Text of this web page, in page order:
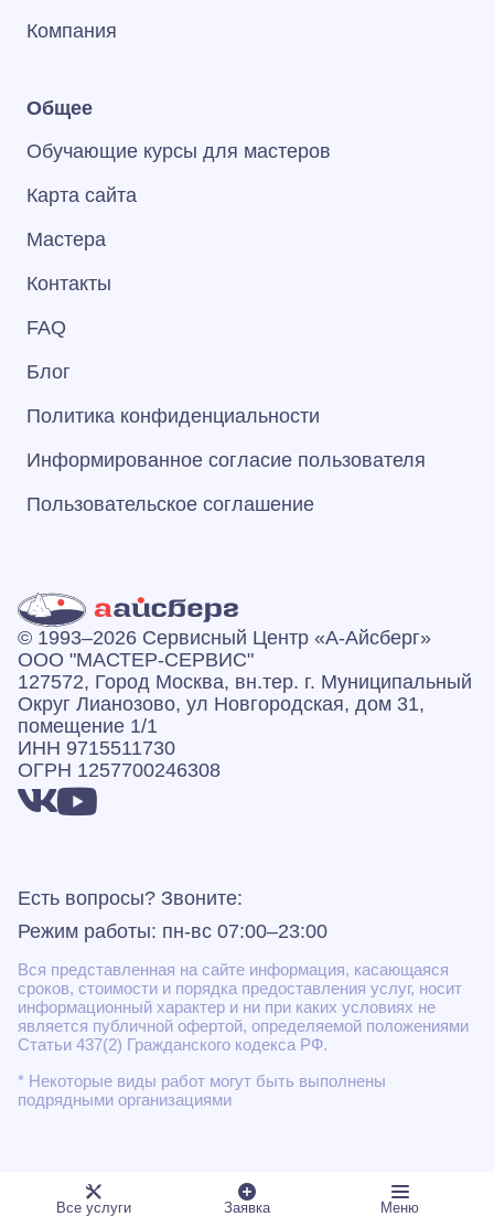
Компания
Общее
Обучающие курсы для мастеров
Карта сайта
Мастера
Контакты
FAQ
Блог
Политика конфиденциальности
Информированное согласие пользователя
Пользовательское соглашение
© 1993–2026 Сервисный Центр «А‑Айсберг»
ООО "МАСТЕР-СЕРВИС"
127572, Город Москва, вн.тер. г. Муниципальный
Округ Лианозово, ул Новгородская, дом 31,
помещение 1/1
ИНН 9715511730
ОГРН 1257700246308
Есть вопросы? Звоните:
Режим работы: пн-вс 07:00–23:00
Вся представленная на сайте информация, касающаяся
сроков, стоимости и порядка предоставления услуг, носит
информационный характер и ни при каких условиях не
является публичной офертой, определяемой положениями
Статьи 437(2) Гражданского кодекса РФ.
* Некоторые виды работ могут быть выполнены
подрядными организациями
Все услуги Заявка Меню